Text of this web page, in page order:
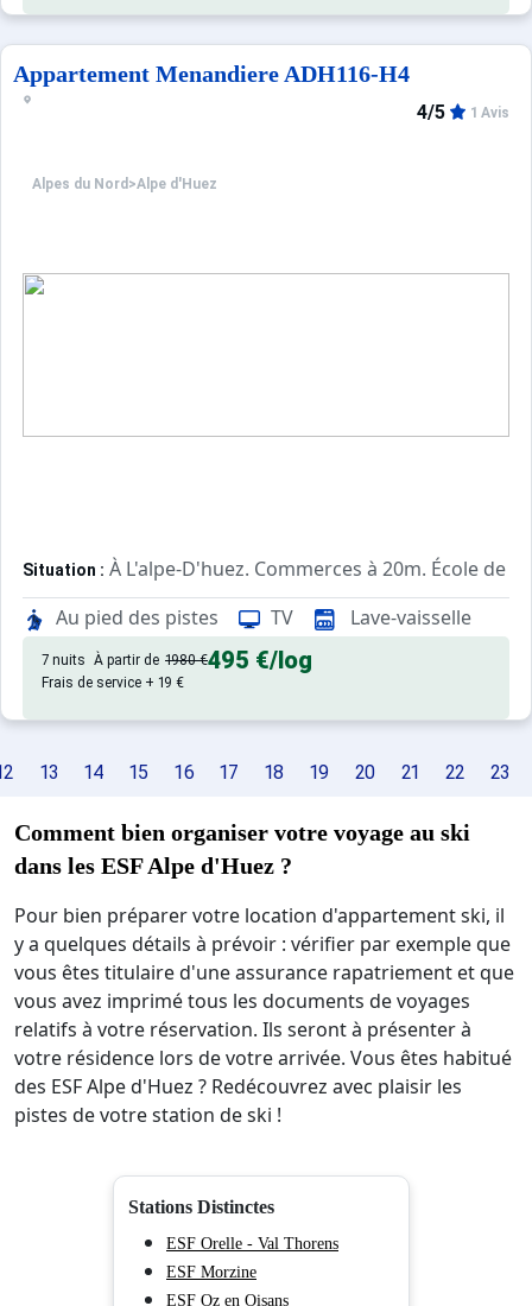
Appartement Menandiere ADH116-H4
Alpes du Nord >Alpe d'Huez
4/5 1 Avis
Situation : À L'alpe-D'huez. Commerces à 20m. École de
Appartement de particulier :Confortable et tout équipé.
Au pied des pistes TV Lave-vaisselle
7 nuits À partir de 1980 €495 €/log
Frais de service + 19 €
13 14 15 16 17 18 19 20 21 22 23
Comment bien organiser votre voyage au ski
dans les ESF Alpe d'Huez ?
Pour bien préparer votre location d'appartement ski, il
y a quelques détails à prévoir : vérifier par exemple que
vous êtes titulaire d'une assurance rapatriement et que
vous avez imprimé tous les documents de voyages
relatifs à votre réservation. Ils seront à présenter à
votre résidence lors de votre arrivée. Vous êtes habitué
des ESF Alpe d'Huez ? Redécouvrez avec plaisir les
pistes de votre station de ski !
Stations Distinctes
ESF Orelle - Val Thorens
ESF Morzine
ESF Oz en Oisans